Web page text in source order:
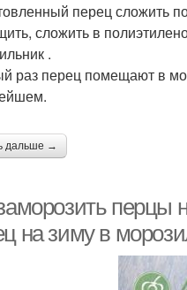
перец сложить
сложить в
.
раз перец помещают в
дальше →
перцы
на зиму в